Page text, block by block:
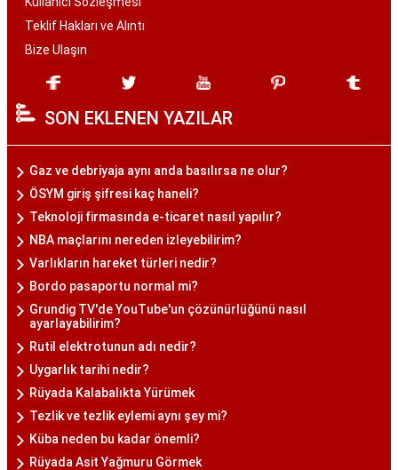
Teklif Hakları ve Alıntı
Bize Ulaşın
SON EKLENEN YAZILAR
Gaz ve debriyaja aynı anda basılırsa ne olur?
ÖSYM giriş şifresi kaç haneli?
Teknoloji firmasında e-ticaret nasıl yapılır?
NBA maçlarını nereden izleyebilirim?
Varlıkların hareket türleri nedir?
Bordo pasaportu normal mi?
Grundig TV'de YouTube'un çözünürlüğünü nasıl
ayarlayabilirim?
Rutil elektrotunun adı nedir?
Uygarlık tarihi nedir?
Rüyada Kalabalıkta Yürümek
Tezlik ve tezlik eylemi aynı şey mi?
Küba neden bu kadar önemli?
Rüyada Asit Yağmuru Görmek